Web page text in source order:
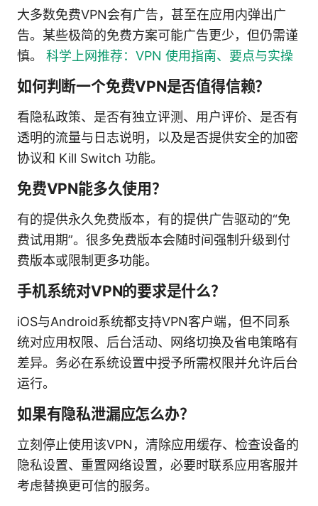
大多数免费VPN会有广告，甚至在应用内弹出广
告。某些极简的免费方案可能广告更少，但仍需谨
慎。 科学上网推荐：VPN 使用指南、要点与实操
如何判断一个免费VPN是否值得信赖？
看隐私政策、是否有独立评测、用户评价、是否有
透明的流量与日志说明，以及是否提供安全的加密
协议和 Kill Switch 功能。
免费VPN能多久使用？
有的提供永久免费版本，有的提供广告驱动的“免
费试用期”。很多免费版本会随时间强制升级到付
费版本或限制更多功能。
手机系统对VPN的要求是什么？
iOS与Android系统都支持VPN客户端，但不同系
统对应用权限、后台活动、网络切换及省电策略有
差异。务必在系统设置中授予所需权限并允许后台
运行。
如果有隐私泄漏应怎么办？
立刻停止使用该VPN，清除应用缓存、检查设备的
隐私设置、重置网络设置，必要时联系应用客服并
考虑替换更可信的服务。